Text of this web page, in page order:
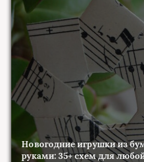
Новогодние игрушки из
руками: 35+ схем для